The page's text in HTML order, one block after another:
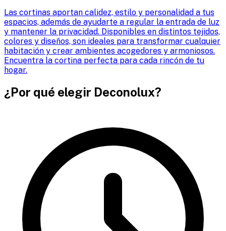
Las cortinas aportan calidez, estilo y personalidad a tus
espacios, además de ayudarte a regular la entrada de luz
y mantener la privacidad. Disponibles en distintos tejidos,
colores y diseños, son ideales para transformar cualquier
habitación y crear ambientes acogedores y armoniosos.
Encuentra la cortina perfecta para cada rincón de tu
hogar.
¿Por qué elegir Deconolux?